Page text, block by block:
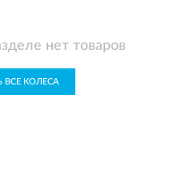
нет товаров
ВСЕ КОЛЕСА